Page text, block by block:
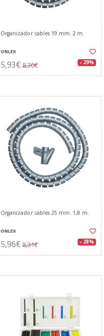
Organizador cables 19 mm. 2 m.
ONLEX
5,93€ 8,30€ - 29%
Organizador cables 25 mm. 1,8 m.
ONLEX
5,96€ 8,31€ - 28%